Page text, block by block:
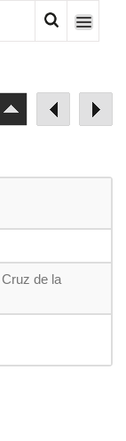
de la